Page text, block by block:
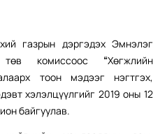
газрын дэргэдэх Эмнэлэг
төв комиссоос “Хөгжлийн
тоон мэдээг нэгтгэх,
хэлэлцүүлгийг 2019 оны 12
байгуулав.